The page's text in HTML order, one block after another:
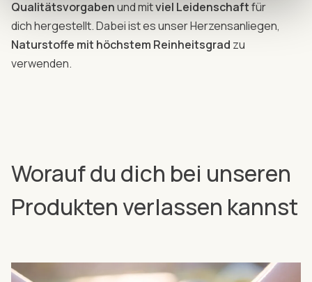
Qualitätsvorgabenund mitviel Leidenschaftfür
dich hergestellt. Dabei ist es unser Herzensanliegen,
Naturstoffe mit höchstem Reinheitsgrad zu
verwenden.
Worauf du dich bei unseren
Produkten verlassen kannst